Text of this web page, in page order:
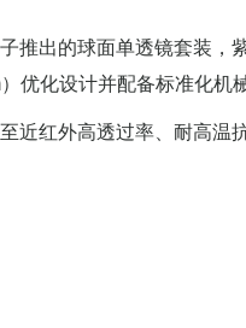
推出的球面单透镜套装，
优化设计并配备标准化机
近红外高透过率、耐高温